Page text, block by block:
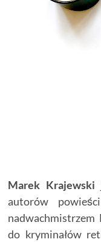
Marek Krajewski
autorów
nadwachmistrzem
do kryminałów